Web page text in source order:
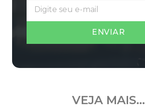
ENVIAR
VEJA MAIS...